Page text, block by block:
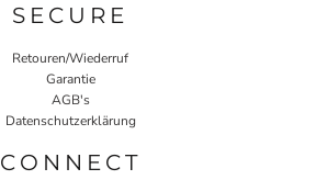
SECURE
Retouren/Wiederruf
Garantie
AGB's
Datenschutzerklärung
CONNECT